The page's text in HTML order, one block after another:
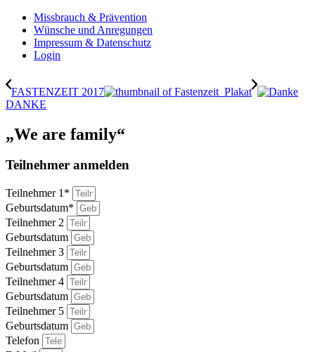
Missbrauch & Prävention
Wünsche und Anregungen
Impressum & Datenschutz
Login
FASTENZEIT 2017
DANKE
„We are family“
Teilnehmer anmelden
Teilnehmer 1*
Geburtsdatum*
Teilnehmer 2
Geburtsdatum
Teilnehmer 3
Geburtsdatum
Teilnehmer 4
Geburtsdatum
Teilnehmer 5
Geburtsdatum
Telefon